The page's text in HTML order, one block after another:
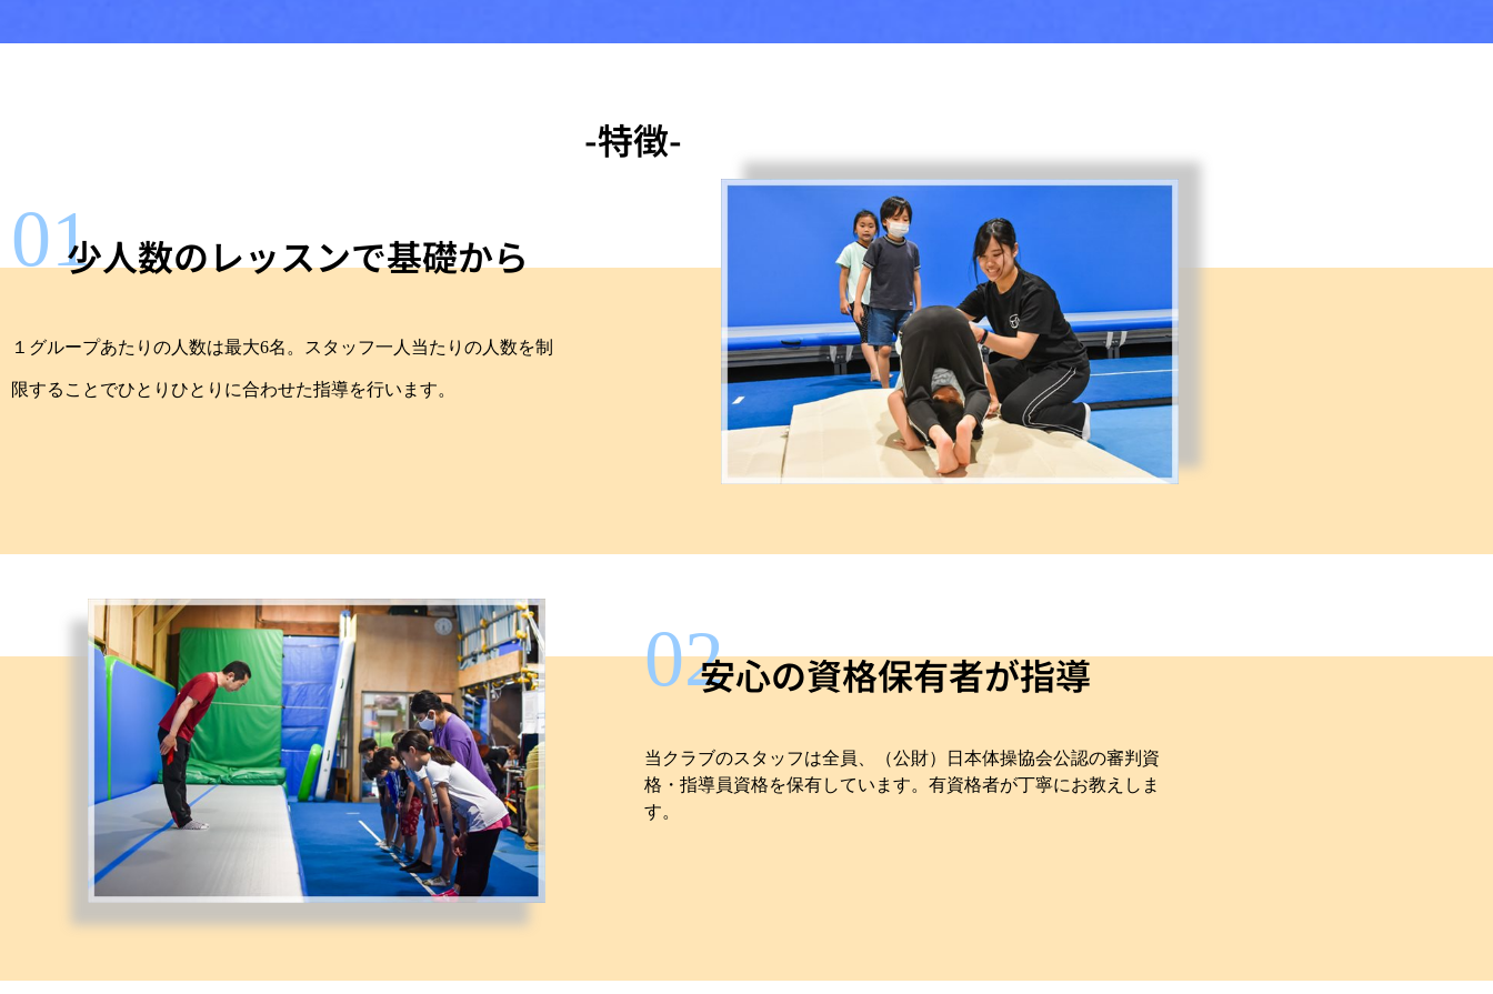
-特徴-
01少人数のレッスンで基礎から
１グループあたりの人数は最大6名。スタッフ一人当たりの人数を制
限することでひとりひとりに合わせた指導を行います。
02安心の資格保有者が指導
当クラブのスタッフは全員、（公財）日本体操協会公認の審判資
格・指導員資格を保有しています。有資格者が丁寧にお教えしま
す。